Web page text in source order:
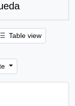
Table view